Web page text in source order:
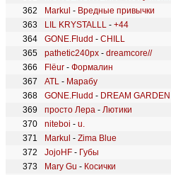
Markul - Вредные привычки
LIL KRYSTALLL - +44
GONE.Fludd - CHILL
pathetic240px - dreamcore//
Flëur - Формалин
ATL - Марабу
GONE.Fludd - DREAM GARDEN
просто Лера - Лютики
niteboi - u.
Markul - Zima Blue
JojoHF - Губы
Mary Gu - Косички